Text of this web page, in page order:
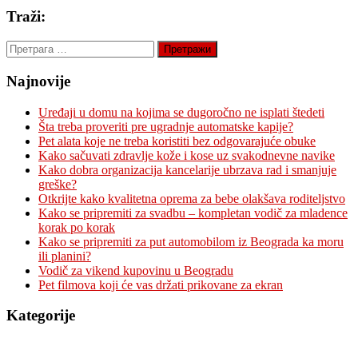
Traži:
Претрага
за:
Najnovije
Uređaji u domu na kojima se dugoročno ne isplati štedeti
Šta treba proveriti pre ugradnje automatske kapije?
Pet alata koje ne treba koristiti bez odgovarajuće obuke
Kako sačuvati zdravlje kože i kose uz svakodnevne navike
Kako dobra organizacija kancelarije ubrzava rad i smanjuje
greške?
Otkrijte kako kvalitetna oprema za bebe olakšava roditeljstvo
Kako se pripremiti za svadbu – kompletan vodič za mladence
korak po korak
Kako se pripremiti za put automobilom iz Beograda ka moru
ili planini?
Vodič za vikend kupovinu u Beogradu
Pet filmova koji će vas držati prikovane za ekran
Kategorije